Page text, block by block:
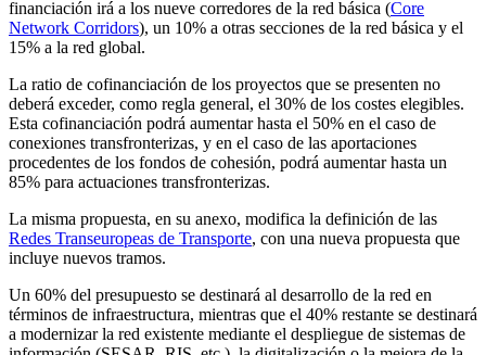
financiación irá a los nueve corredores de la red básica (Core
Network Corridors), un 10% a otras secciones de la red básica y el
15% a la red global.
La ratio de cofinanciación de los proyectos que se presenten no
deberá exceder, como regla general, el 30% de los costes elegibles.
Esta cofinanciación podrá aumentar hasta el 50% en el caso de
conexiones transfronterizas, y en el caso de las aportaciones
procedentes de los fondos de cohesión, podrá aumentar hasta un
85% para actuaciones transfronterizas.
La misma propuesta, en su anexo, modifica la definición de las
Redes Transeuropeas de Transporte, con una nueva propuesta que
incluye nuevos tramos.
Un 60% del presupuesto se destinará al desarrollo de la red en
términos de infraestructura, mientras que el 40% restante se destinará
a modernizar la red existente mediante el despliegue de sistemas de